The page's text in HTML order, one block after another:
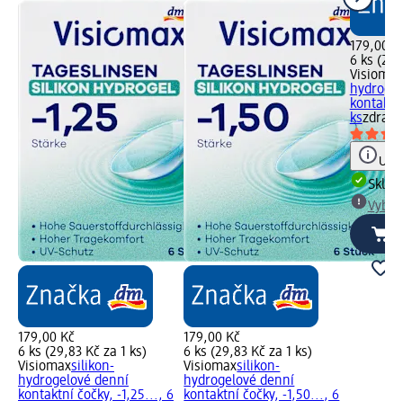
179,00 Kč
6 ks (29,83 Kč za 1 ks)
Visiomaxsilikon-
hydrogelové denní
kontaktní čočky, -1,25..., 6
179,00 Kč
6 ks (29,83 Kč za 1 ks)
Visiomaxsilikon-
hydrogelové denní
kontaktní čočky, -1,50..., 6
179,00
6 ks
Visiomax
ks